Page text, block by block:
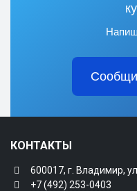
КОНТАКТЫ
600017, г. Владимир,
+7 (492) 253-0403